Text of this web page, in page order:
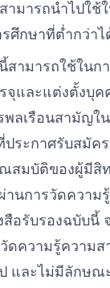
ามารถนําไปใช้
ศึกษาที่ต่ำกว่าไ
สามารถใช้ในก
จุและแต่งตั้งบุค
พลเรือนสามัญใ
ระกาศรับสมัค
สมบัติของผู้มีสิ
านการวัดความ
สือรับรองฉบับนี้
ดความรู้ความส
และไม่มีลักษณ